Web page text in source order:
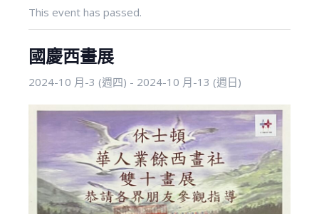
This event has passed.
國慶西畫展
2024-10 月-3 (週四) - 2024-10 月-13 (週日)